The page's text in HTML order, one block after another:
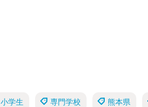
小学生 専門学校 熊本県